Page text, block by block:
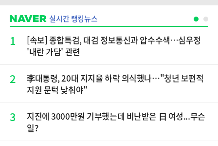
실시간 랭킹뉴스
1
[속보] 종합특검, 대검 정보통신과 압수수색…심우정
'내란 가담' 관련
2
李대통령, 20대 지지율 하락 의식했나…"청년 보편적
지원 문턱 낮춰야"
3
지진에 3000만원 기부했는데 비난받은 日 여성...무슨
일?